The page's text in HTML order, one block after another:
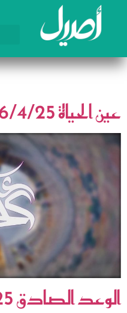
اليوم:25 أبريل، 2026
عين الحياة 2026/4/25
الوعد الصادق 2026/4/25